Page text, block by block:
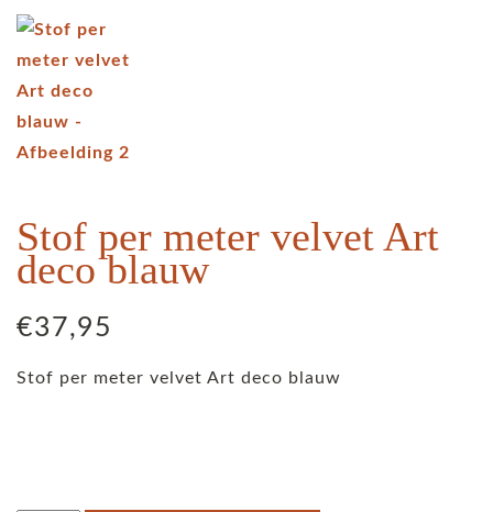
Stof per meter velvet Art
deco blauw
€37,95
Stof per meter velvet Art deco blauw